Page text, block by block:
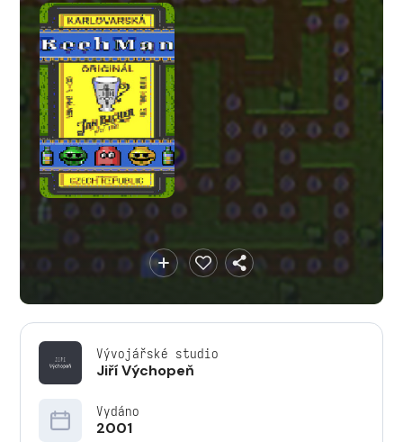
Vývojářské studio
Jiří Výchopeň
Vydáno
2001